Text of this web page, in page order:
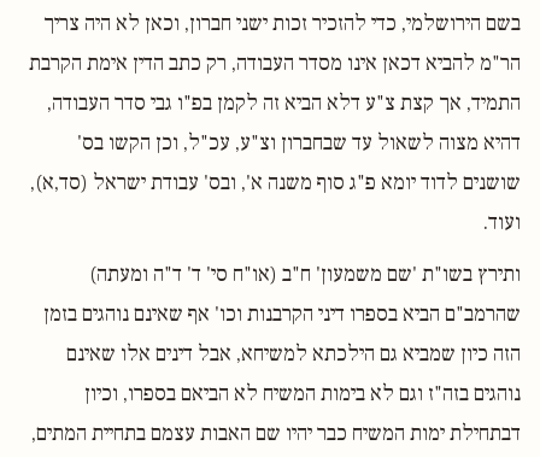
בשם הירושלמי, כדי להזכיר זכות ישני חברון, וכאן לא היה צריך
הר"מ להביא דכאן אינו מסדר העבודה, רק כתב הדין אימת הקרבת
התמיד, אך קצת צ"ע דלא הביא זה לקמן בפ"ו גבי סדר העבודה,
דהיא מצוה לשאול עד שבחברון וצ"ע, עכ"ל, וכן הקשו בס'
שושנים לדוד יומא פ"ג סוף משנה א', ובס' עבודת ישראל (סד,א),
ועוד.
ותירץ בשו"ת 'שם משמעון' ח"ב (או"ח סי' ד' ד"ה ומעתה)
שהרמב"ם הביא בספרו דיני הקרבנות וכו' אף שאינם נוהגים בזמן
הזה כיון שמביא גם הילכתא למשיחא, אבל דינים אלו שאינם
נוהגים בזה"ז וגם לא בימות המשיח לא הביאם בספרו, וכיון
דבתחילת ימות המשיח כבר יהיו שם האבות עצמם בתחיית המתים,